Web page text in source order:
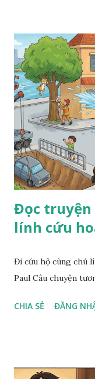
Đọc truyện
lính cứu
Đi cứu hộ cùng chú
Paul Câu chuyện
CHIA SẺ ĐĂNG